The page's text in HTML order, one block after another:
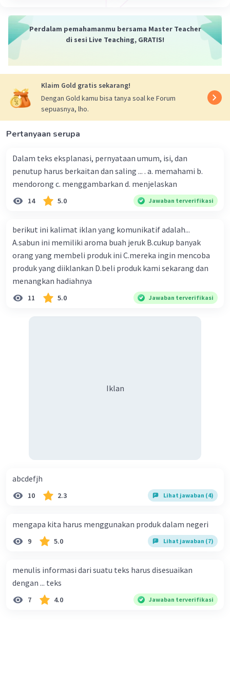
Proses mengkristal
Proses mengkristal terjadi karena adanya
bergerak bebas akan mulai berkumpul dan
membentuk struktur yang teratur. Struktur yang
teratur ini disebut kristal.
Faktor yang mempengaruhi proses
Faktor yang mempengaruhi proses mengkristal
* Suhu
* Jenis zat
Contoh peristiwa mengkristal
Berikut adalah beberapa contoh peristiwa
mengkristal:
* Pembentukan salju
* Pembentukan embun beku
Perdalam pemahamanmu bersama Master Teacher
di sesi Live Teaching, GRATIS!
Klaim Gold gratis sekarang!
Dengan Gold kamu bisa tanya soal ke Forum
sepuasnya, lho.
Pertanyaan serupa
Dalam teks eksplanasi, pernyataan umum, isi, dan
penutup harus berkaitan dan saling ... . a. memahami b.
mendorong c. menggambarkan d. menjelaskan
14 5.0 Jawaban terverifikasi
berikut ini kalimat iklan yang komunikatif adalah...
A.sabun ini memiliki aroma buah jeruk B.cukup banyak
orang yang membeli produk ini C.mereka ingin mencoba
produk yang diiklankan D.beli produk kami sekarang dan
menangkan hadiahnya
11 5.0 Jawaban terverifikasi
Iklan
abcdefjh
10 2.3 Lihat jawaban (4)
mengapa kita harus menggunakan produk dalam negeri
9 5.0 Lihat jawaban (7)
menulis informasi dari suatu teks harus disesuaikan
dengan ... teks
7 4.0 Jawaban terverifikasi